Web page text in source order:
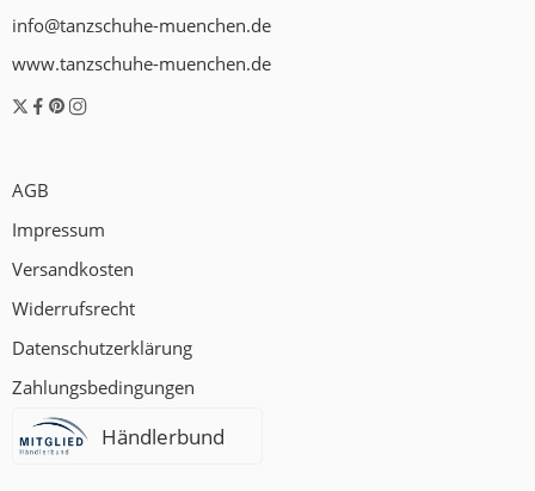
info@tanzschuhe-muenchen.de
www.tanzschuhe-muenchen.de
AGB
Impressum
Versandkosten
Widerrufsrecht
Datenschutzerklärung
Zahlungsbedingungen
Händlerbund